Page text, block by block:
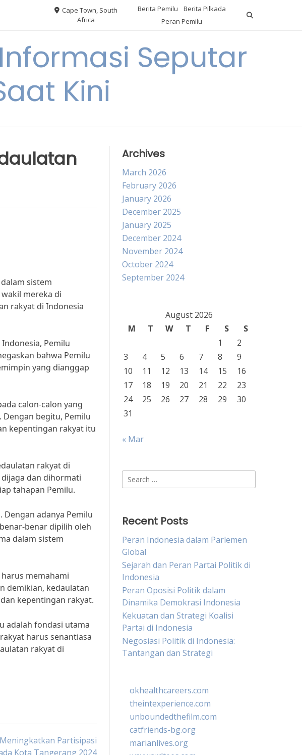
Cape Town, South
Africa
Berita Pemilu
Berita Pilkada
Peran Pemilu
Informasi Seputar
Kini
sistem
mereka di
rakyat di Indonesia
Pemilu
bahwa Pemilu
yang dianggap
calon-calon yang
begitu, Pemilu
kepentingan rakyat itu
rakyat di
dan dihormati
tahapan Pemilu.
adanya Pemilu
benar dipilih oleh
dalam sistem
memahami
demikian, kedaulatan
kepentingan rakyat.
adalah fondasi utama
harus senantiasa
rakyat di
Partisipasi
Kota Tangerang 2024
Archives
March 2026
February 2026
January 2026
December 2025
January 2025
December 2024
November 2024
October 2024
September 2024
August 2026
M
T W T F S
S
1
2
3
4 5 6 7 8
9
10
11 12 13 14 15
16
17
18 19 20 21 22
23
24
25 26 27 28 29
30
31
« Mar
Search
for:
Recent Posts
Peran Indonesia dalam Parlemen
Global
Sejarah dan Peran Partai Politik di
Indonesia
Peran Oposisi Politik dalam
Dinamika Demokrasi Indonesia
Kekuatan dan Strategi Koalisi
Partai di Indonesia
Negosiasi Politik di Indonesia:
Tantangan dan Strategi
okhealthcareers.com
theintexperience.com
unboundedthefilm.com
catfriends-bg.org
marianlives.org